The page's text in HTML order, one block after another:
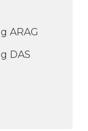
ARAG
DAS